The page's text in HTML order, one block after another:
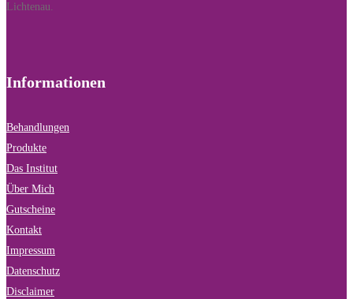
Lichtenau.
Informationen
Behandlungen
Produkte
Das Institut
Über Mich
Gutscheine
Kontakt
Impressum
Datenschutz
Disclaimer